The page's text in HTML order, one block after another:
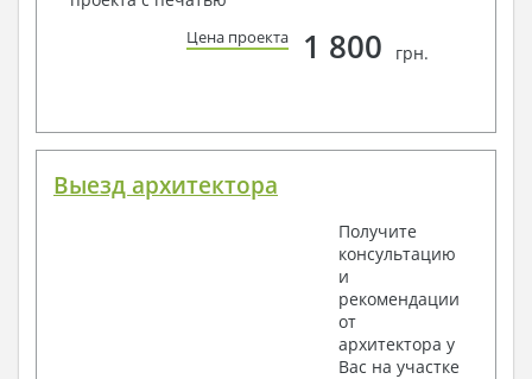
Цена проекта 1 800 грн.
Выезд архитектора
Получите
консультацию
и
рекомендации
от
архитектора у
Вас на участке